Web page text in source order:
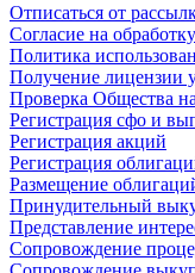
Отписаться от
Согласие на
Политика
Получение лицензии
Проверка Общества
Регистрация сфо и
Регистрация акций
Регистрация
Размещение
Принудительный
Представление
Сопровождение